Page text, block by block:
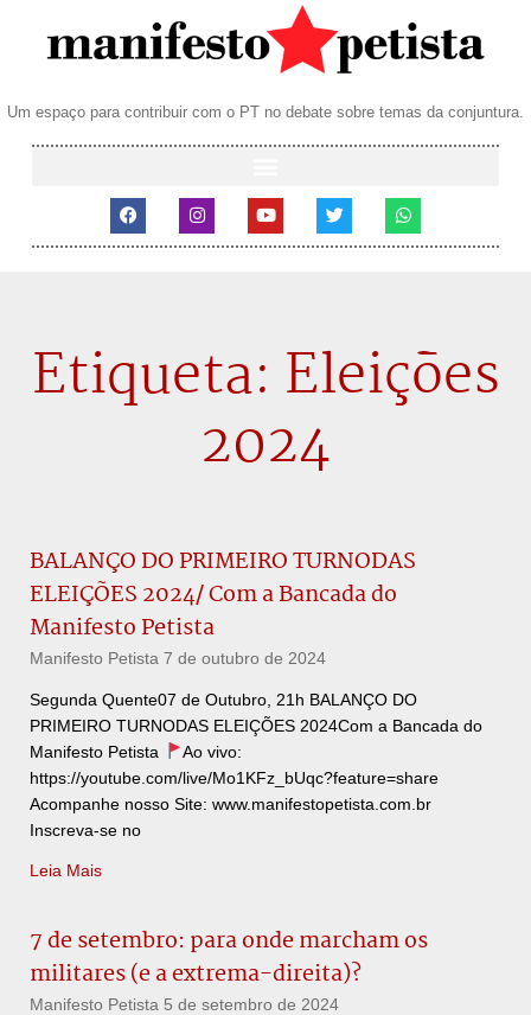
Um espaço para contribuir com o PT no debate sobre temas da conjuntura.
Etiqueta: Eleições
2024
BALANÇO DO PRIMEIRO TURNODAS
ELEIÇÕES 2024/ Com a Bancada do
Manifesto Petista
Manifesto Petista 7 de outubro de 2024
Segunda Quente07 de Outubro, 21h BALANÇO DO
PRIMEIRO TURNODAS ELEIÇÕES 2024Com a Bancada do
Manifesto Petista
Ao vivo:
https://youtube.com/live/Mo1KFz_bUqc?feature=share
Acompanhe nosso Site: www.manifestopetista.com.br
Inscreva-se no
Leia Mais
7 de setembro: para onde marcham os
militares (e a extrema-direita)?
Manifesto Petista 5 de setembro de 2024